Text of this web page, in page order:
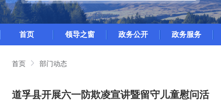
首页 领导之窗 政务公开 政务服务
首页 部门动态
道孚县开展六一防欺凌宣讲暨留守儿童慰问活